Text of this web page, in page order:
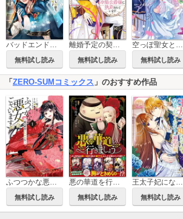
バッドエンド目前のヒロインに転生した私、今世では恋愛するつもりがチートな兄が離してくれません!?@COMIC
無料試し読み
離婚予定の契約婚なのに、冷酷公爵様に執着されています
無料試し読み
空っぽ聖女として捨てられたはずが、嫁ぎ先の皇帝陛下に溺愛されています
無料試し読み
「 ZERO-SUMコミックス 」のおすすめ作品
無料試し読み 無料試し読み 無料試し読み